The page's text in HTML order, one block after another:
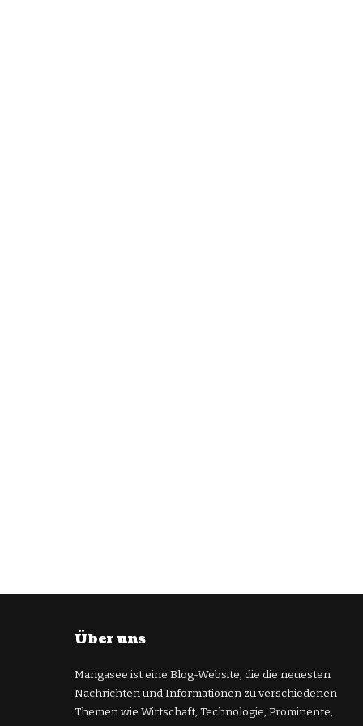
Über uns
Mangasee ist eine Blog-Website, die die neuesten
Nachrichten und Informationen zu verschiedenen
Themen wie Wirtschaft, Technologie, Prominente,